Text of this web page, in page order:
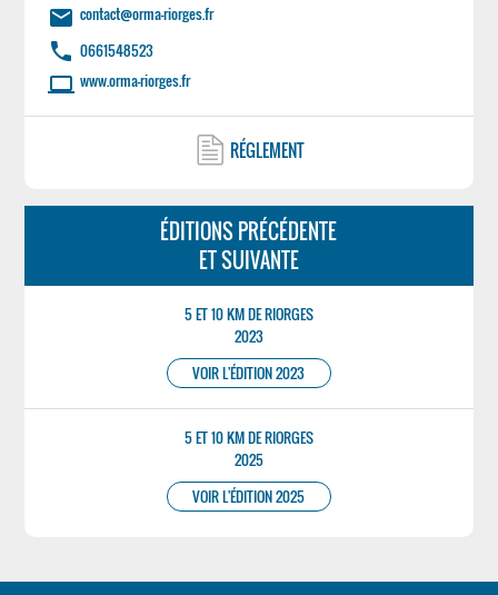
email contact@orma-riorges.fr
phone 0661548523
laptop www.orma-riorges.fr
RÉGLEMENT
ÉDITIONS PRÉCÉDENTE
ET SUIVANTE
5 ET 10 KM DE RIORGES
2023
VOIR L'ÉDITION 2023
5 ET 10 KM DE RIORGES
2025
VOIR L'ÉDITION 2025